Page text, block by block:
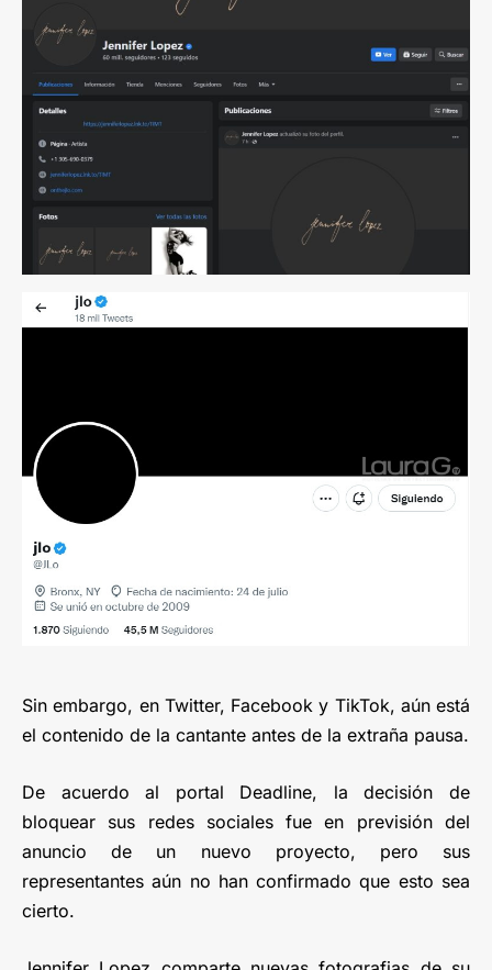
Sin embargo, en Twitter, Facebook y TikTok, aún está
el contenido de la cantante antes de la extraña pausa.
De acuerdo al portal Deadline, la decisión de
bloquear sus redes sociales fue en previsión del
anuncio de un nuevo proyecto, pero sus
representantes aún no han confirmado que esto sea
cierto.